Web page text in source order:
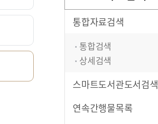
통합자료검색
통합검색
상세검색
스마트도서관도서검색
연속간행물목록